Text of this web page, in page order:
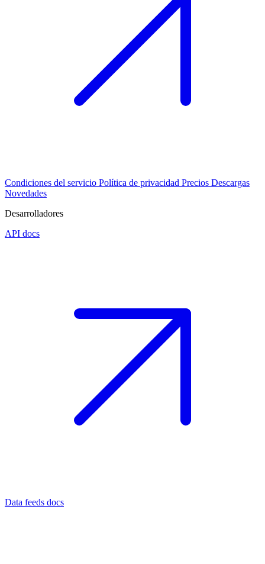
Condiciones del servicio Política de privacidad Precios Descargas
Novedades
Desarrolladores
API docs
Data feeds docs